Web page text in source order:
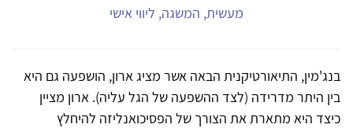
מעשית, המשגה, ליווי אישי
בנג'מין, התיאורטיקנית הבאה אשר מציג ארון, הושפעה גם היא
בין היתר מדרידה (לצד ההשפעה של הגל עליה). ארון מציין
כיצד היא מתארת את הצורך של הפסיכואנליזה להיחלץ